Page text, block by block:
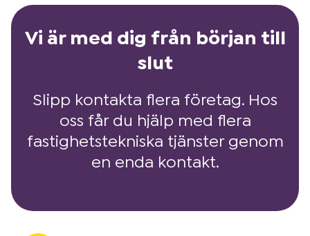
Vi är med dig från början till
slut
Slipp kontakta flera företag. Hos
oss får du hjälp med flera
fastighetstekniska tjänster genom
en enda kontakt.